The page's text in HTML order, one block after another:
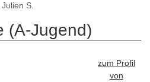
Julien S.
(A-Jugend)
zum Profil
von